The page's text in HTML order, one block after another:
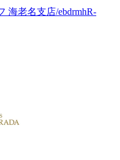
海老名支店/ebdrmhR-